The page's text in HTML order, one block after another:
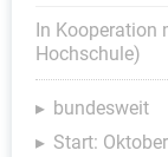
In Kooperation
Hochschule)
bundesweit
Start: